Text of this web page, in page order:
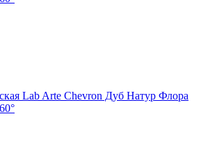
Lab Arte Chevron Дуб Натур Флора